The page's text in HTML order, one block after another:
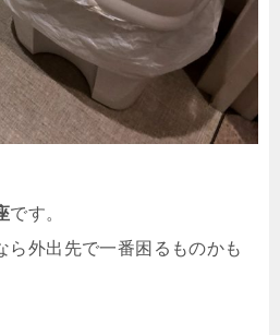
です。
ら外出先で一番困るものかも